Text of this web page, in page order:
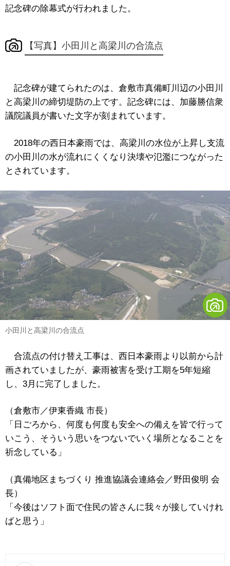
記念碑の除幕式が行われました。
【写真】小田川と高梁川の合流点
記念碑が建てられたのは、倉敷市真備町川辺の小田川
と高梁川の締切堤防の上です。記念碑には、加藤勝信衆
議院議員が書いた文字が刻まれています。
2018年の西日本豪雨では、高梁川の水位が上昇し支流
の小田川の水が流れにくくなり決壊や氾濫につながった
とされています。
小田川と高梁川の合流点
合流点の付け替え工事は、西日本豪雨より以前から計
画されていましたが、豪雨被害を受け工期を5年短縮
し、3月に完了しました。
（倉敷市／伊東香織 市長）
「日ごろから、何度も何度も安全への備えを皆で行って
いこう、そういう思いをつないでいく場所となることを
祈念している」
（真備地区まちづくり 推進協議会連絡会／野田俊明 会
長）
「今後はソフト面で住民の皆さんに我々が接していけれ
ばと思う」